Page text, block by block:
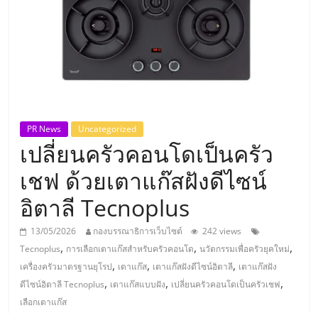
ThaiSMEsCenter,
รวม
ธุรกิจ
เอ
ส
เอ็
มอี
PR News Uncategorized
เปลี่ยนครัวคอนโดเป็นครัว
เชฟ ด้วยเตาแก๊สฝังดีไซน์
อิตาลี Tecnoplus
13/05/2026 กองบรรณาธิการเว็บไซต์
242 views
Tecnoplus, การเลือกเตาแก๊สสำหรับครัวคอนโด,นวัตกรรมเพื่อครัวยุคใหม่,
เครื่องครัวมาตรฐานยุโรป, เตาแก๊ส, เตาแก๊สฝังดีไซน์อิตาลี, เตาแก๊สฝัง
ดีไซน์อิตาลี Tecnoplus, เตาแก๊สแบบฝัง, เปลี่ยนครัวคอนโดเป็นครัวเชฟ,
เลือกเตาแก๊ส